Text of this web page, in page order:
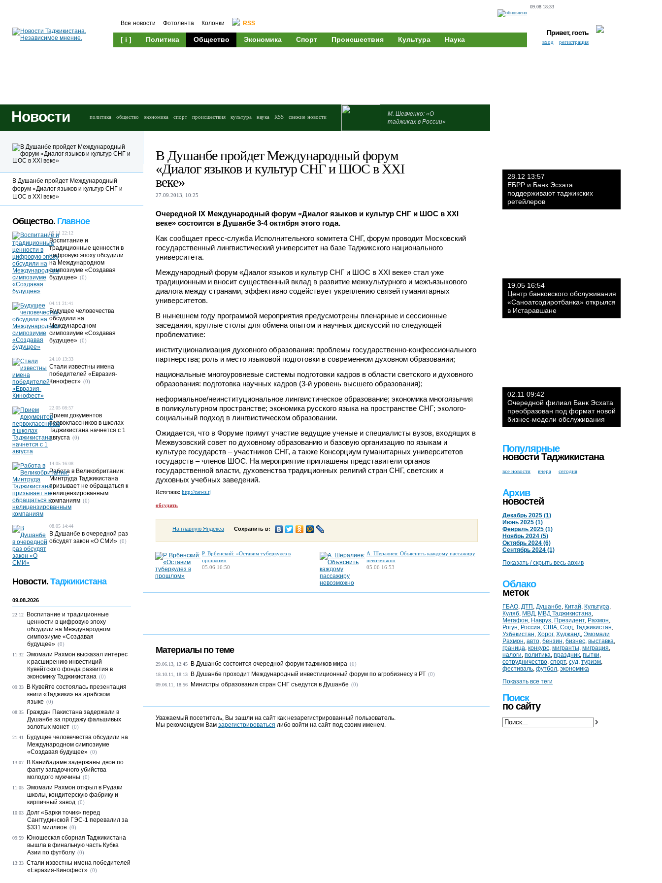
09.08 18:33
Все новости Фотолента Колонки RSS
[ i ] Политика Общество Экономика Спорт Происшествия Культура Наука
Привет, гость
вход регистрация
Новости политика общество экономика спорт происшествия культура наука RSS свежие новости
М. Шевченко: «О
таджиках в России»
В Душанбе пройдет Международный форум
«Диалог языков и культур СНГ и ШОС в XXI
веке»
27.09.2013, 10:25
Очередной IX Международный форум «Диалог языков и культур СНГ и ШОС в XXI
веке» состоится в Душанбе 3-4 октября этого года.
Как сообщает пресс-служба Исполнительного комитета СНГ, форум проводит Московский
государственный лингвистический университет на базе Таджикского национального
университета.
Международный форум «Диалог языков и культур СНГ и ШОС в XXI веке» стал уже
традиционным и вносит существенный вклад в развитие межкультурного и межъязыкового
диалога между странами, эффективно содействует укреплению связей гуманитарных
университетов.
В нынешнем году программой мероприятия предусмотрены пленарные и сессионные
заседания, круглые столы для обмена опытом и научных дискуссий по следующей
проблематике:
институционализация духовного образования: проблемы государственно-конфессионального
партнерства; роль и место языковой подготовки в современном духовном образовании;
национальные многоуровневые системы подготовки кадров в области светского и духовного
образования: подготовка научных кадров (3-й уровень высшего образования);
неформальное/неинституциональное лингвистическое образование; экономика многоязычия
в поликультурном пространстве; экономика русского языка на пространстве СНГ; эколого-
социальный подход в лингвистическом образовании.
Ожидается, что в Форуме примут участие ведущие ученые и специалисты вузов, входящих в
Межвузовский совет по духовному образованию и базовую организацию по языкам и
культуре государств – участников СНГ, а также Консорциум гуманитарных университетов
государств – членов ШОС. На мероприятие приглашены представители органов
государственной власти, духовенства традиционных религий стран СНГ, светских и
духовных учебных заведений.
Источник: http://news.tj
обсудить
На главную Яндекса Сохранить в:
Р. Врбенский: «Оставим туберкулез в
прошлом»
05.06 16:50
А. Шералиев: Объяснить каждому пассажиру
невозможно
05.06 16:53
Материалы по теме
29.06.13, 12:45 В Душанбе состоится очередной форум таджиков мира (0)
18.10.11, 18:13 В Душанбе проходит Международный инвестиционный форум по агробизнесу в РТ (0)
09.06.11, 18:56 Министры образования стран СНГ съедутся в Душанбе (0)
Уважаемый посетитель, Вы зашли на сайт как незарегистрированный пользователь.
Мы рекомендуем Вам зарегистрироваться либо войти на сайт под своим именем.
В Душанбе пройдет Международный
форум «Диалог языков и культур СНГ и
ШОС в XXI веке»
Общество. Главное
05.11 22:12
Воспитание и
традиционные ценности в
цифровую эпоху обсудили
на Международном
симпозиуме «Создавая
будущее» (0)
04.11 21:41
Будущее человечества
обсудили на
Международном
симпозиуме «Создавая
будущее» (0)
24.10 13:33
Стали известны имена
победителей «Евразия-
Кинофест» (0)
22.05 08:57
Прием документов
первоклассников в школах
Таджикистана начнется с 1
августа (0)
14.05 16:08
Работа в Великобритании:
Минтруда Таджикистана
призывает не обращаться к
нелицензированным
компаниям (0)
08.05 14:44
В Душанбе в очередной раз
обсудят закон «О СМИ» (0)
Новости. Таджикистана
09.08.2026
22:12
Воспитание и традиционные
ценности в цифровую эпоху
обсудили на Международном
симпозиуме «Создавая
будущее» (0)
11:32 Эмомали Рахмон высказал интерес
к расширению инвестиций
Кувейтского фонда развития в
экономику Таджикистана (0)
09:33
В Кувейте состоялась презентация
книги «Таджики» на арабском
языке (0)
08:35
Граждан Пакистана задержали в
Душанбе за продажу фальшивых
золотых монет (0)
21:41
Будущее человечества обсудили на
Международном симпозиуме
«Создавая будущее» (0)
13:07
В Канибадаме задержаны двое по
факту загадочного убийства
молодого мужчины (0)
11:05 Эмомали Рахмон открыл в Рудаки
школы, кондитерскую фабрику и
кирпичный завод (0)
10:03 Долг «Барки точик» перед
Сангтудинской ГЭС-1 перевалил за
$331 миллион (0)
09:59
Юношеская сборная Таджикистана
вышла в финальную часть Кубка
Азии по футболу (0)
13:33 Стали известны имена победителей
«Евразия-Кинофест» (0)
28.12 13:57
ЕБРР и Банк Эсхата
поддерживают таджикских
ретейлеров
19.05 16:54
Центр банковского обслуживания
«Саноатсодиротбанка» открылся
в Истаравшане
02.11 09:42
Очередной филиал Банк Эсхата
преобразован под формат новой
бизнес-модели обслуживания
Популярные
новости Таджикистана
все новости вчера сегодня
Архив
новостей
Декабрь 2025 (1)
Июнь 2025 (1)
Февраль 2025 (1)
Ноябрь 2024 (5)
Октябрь 2024 (6)
Сентябрь 2024 (1)
Показать / скрыть весь архив
Облако
меток
ГБАО, ДТП , Душанбе, Китай, Культура,
Куляб, МВД, МВД Таджикистана,
Мегафон, Навруз, Президент, Рахмон,
Рогун, Россия, США, Согд, Таджикистан,
Узбекистан, Хорог, Худжанд, Эмомали
Рахмон, авто, бензин, бизнес, выставка,
граница, конкурс, мигранты, миграция,
налоги, политика, праздник, пытки,
сотрудничество, спорт, суд, туризм,
фестиваль, футбол, экономика
Показать все теги
Поиск
по сайту